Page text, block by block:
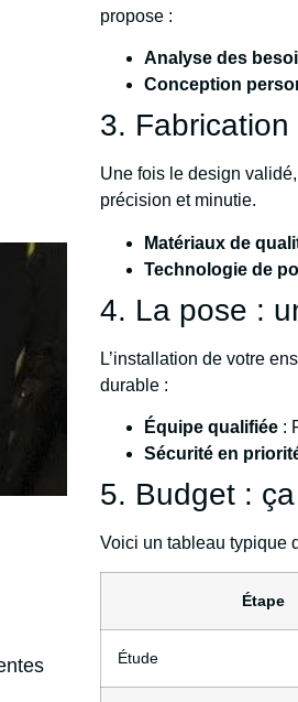
propose :
Analyse des
Conception
3.
Une fois le design
précision et minutie.
Matériaux de
Technologie de
4. La pose :
L’installation de votre
durable :
Équipe qualifiée :
Sécurité en
5. Budget :
Voici un tableau typique
Étape
Étude